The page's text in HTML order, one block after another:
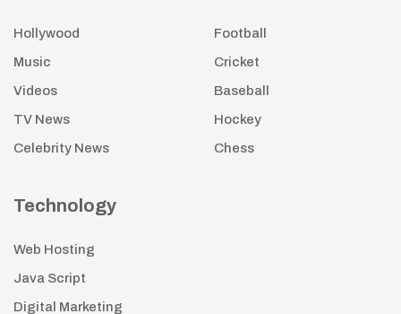
Hollywood
Music
Videos
TV News
Celebrity News
Football
Cricket
Baseball
Hockey
Chess
Technology
Web Hosting
Java Script
Digital Marketing